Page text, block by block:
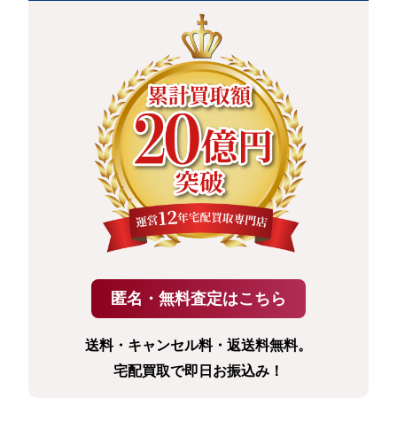
送料・キャンセル料・返送料無料。
宅配買取で即日お振込み！